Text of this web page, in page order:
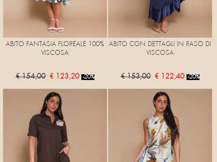
ABITO FANTASIA FLOREALE 100%
VISCOSA
€ 154,00 € 123,20 -20%
ABITO CON DETTAGLI IN RASO DI
VISCOSA
€ 153,00 € 122,40 -20%